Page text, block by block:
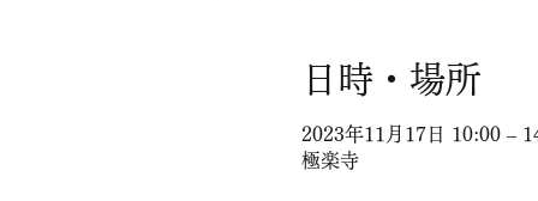
日時・場所
2023年11月17日 10:00 –
極楽寺